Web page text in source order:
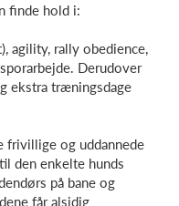
finde hold i:
agility, rally obedience,
Derudover
ekstra træningsdage
frivillige og uddannede
den enkelte hunds
på bane og
får alsidig